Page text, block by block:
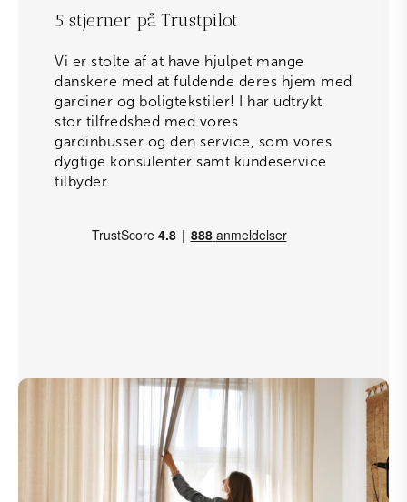
5 stjerner på Trustpilot
Vi er stolte af at have hjulpet mange
danskere med at fuldende deres hjem med
gardiner og boligtekstiler! I har udtrykt
stor tilfredshed med vores
gardinbusser og den service, som vores
dygtige konsulenter samt kundeservice
tilbyder.